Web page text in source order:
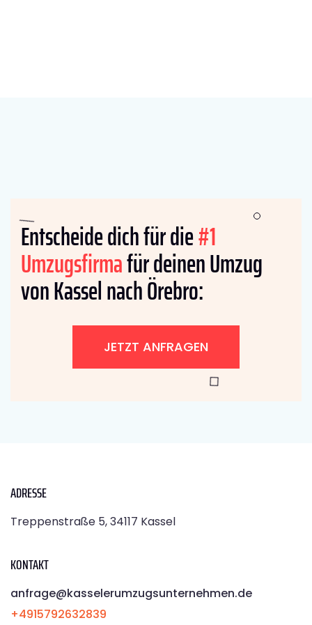
Entscheide dich für die#1
Umzugsfirmafür deinen Umzug
von Kassel nach Örebro:
JETZT ANFRAGEN
ADRESSE
Treppenstraße 5, 34117 Kassel
KONTAKT
anfrage@kasselerumzugsunternehmen.de
+4915792632839